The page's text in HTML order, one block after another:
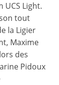
UCS Light.
tout
la Ligier
Maxime
des
Pidoux